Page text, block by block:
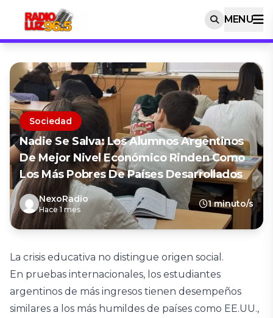
MENU
Sociedad
Nadie Se Salva: Los Alumnos Argentinos
De Mejor Nivel Económico Rinden Como
Los Más Pobres De Países Desarrollados
NexoRadio
Hace 1 mes
1 minuto/s
La crisis educativa no distingue origen social.
En pruebas internacionales, los estudiantes
argentinos de más ingresos tienen desempeños
similares a los más humildes de países como EE.UU.,